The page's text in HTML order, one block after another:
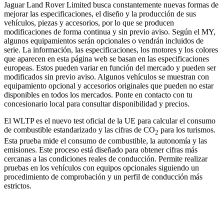
Jaguar Land Rover Limited busca constantemente nuevas formas de
mejorar las especificaciones, el diseño y la producción de sus
vehículos, piezas y accesorios, por lo que se producen
modificaciones de forma continua y sin previo aviso. Según el MY,
algunos equipamientos serán opcionales o vendrán incluidos de
serie. La información, las especificaciones, los motores y los colores
que aparecen en esta página web se basan en las especificaciones
europeas. Estos pueden variar en función del mercado y pueden ser
modificados sin previo aviso. Algunos vehículos se muestran con
equipamiento opcional y accesorios originales que pueden no estar
disponibles en todos los mercados. Ponte en contacto con tu
concesionario local para consultar disponibilidad y precios.
El WLTP es el nuevo test oficial de la UE para calcular el consumo
de combustible estandarizado y las cifras de CO2 para los turismos.
Esta prueba mide el consumo de combustible, la autonomía y las
emisiones. Este proceso está diseñado para obtener cifras más
cercanas a las condiciones reales de conducción. Permite realizar
pruebas en los vehículos con equipos opcionales siguiendo un
procedimiento de comprobación y un perfil de conducción más
estrictos.